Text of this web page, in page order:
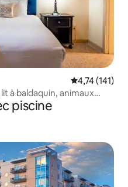
Évaluation
4,74 (141)
à baldaquin, animaux
piscine